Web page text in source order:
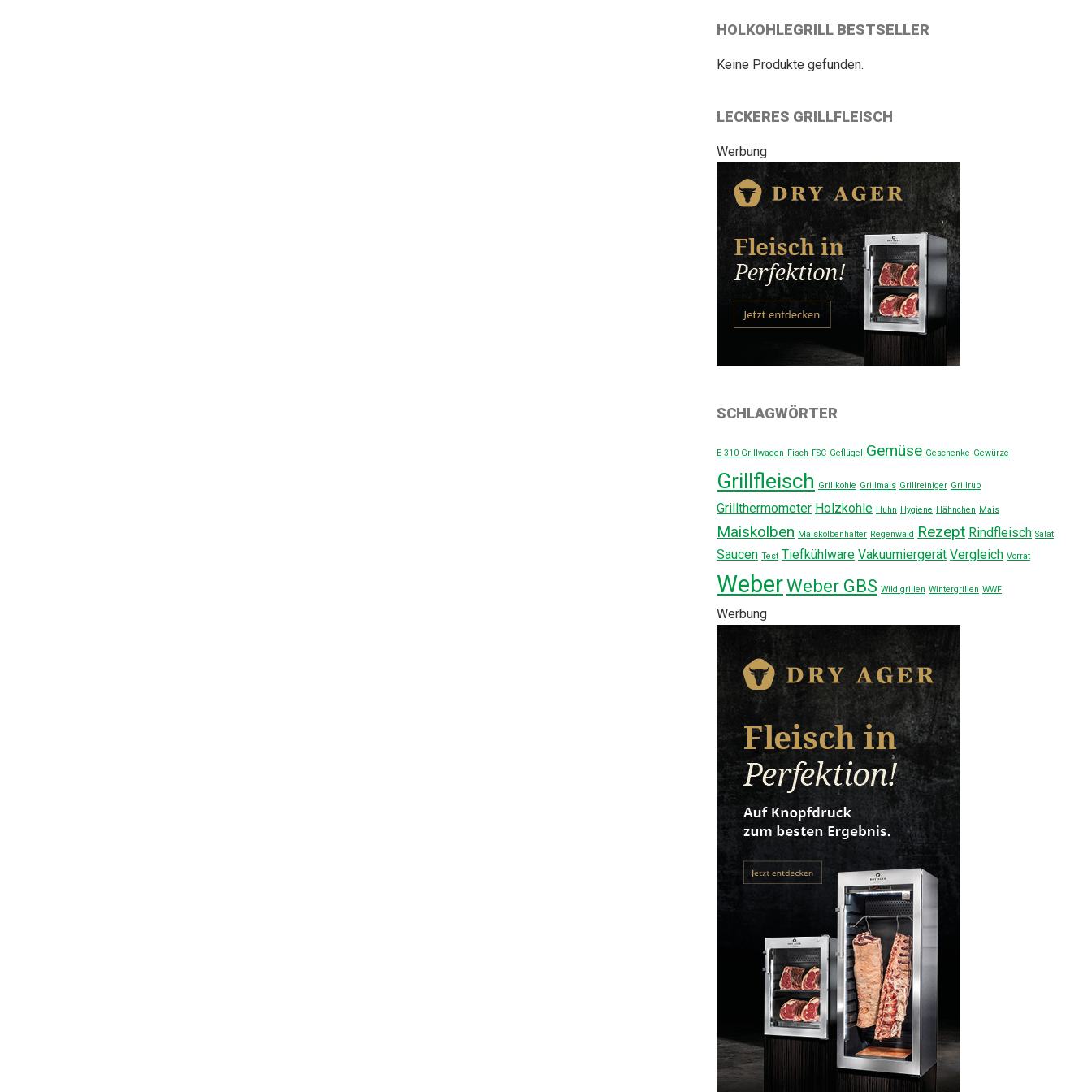
HOLKOHLEGRILL BESTSELLER
Keine Produkte gefunden.
LECKERES GRILLFLEISCH
Werbung
SCHLAGWÖRTER
E-310 Grillwagen Fisch FSC Geflügel Gemüse Geschenke Gewürze
Grillfleisch Grillkohle Grillmais Grillreiniger Grillrub
Grillthermometer Holzkohle Huhn Hygiene Hähnchen Mais
Maiskolben Maiskolbenhalter Regenwald Rezept Rindfleisch Salat
Saucen Test Tiefkühlware Vakuumiergerät Vergleich Vorrat
WeberWeber GBS Wild grillen Wintergrillen WWF
Werbung